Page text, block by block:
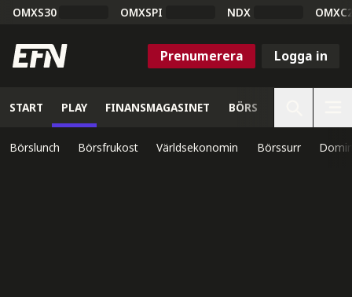
OMXS30 OMXSPI NDX
Prenumerera Logga in
START PLAY FINANSMAGASINET BÖRS
Börslunch Börsfrukost Världsekonomin Börssurr